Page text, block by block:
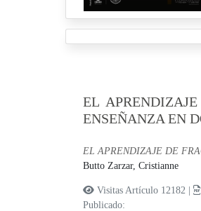
EL
ENSEÑANZA EN
EL APRENDIZAJE DE
Butto Zarzar, Cristianne
Visitas Artículo 12182 |
Publicado: